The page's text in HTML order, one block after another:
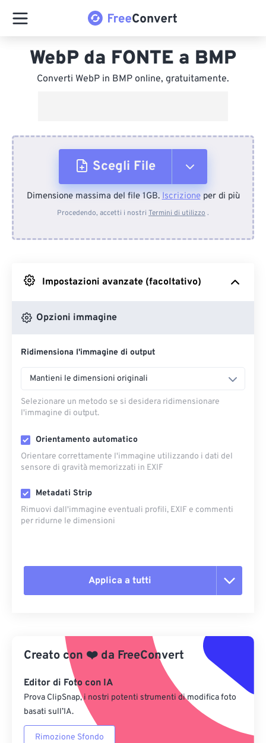
WebP da FONTE a BMP
Converti WebP in BMP online, gratuitamente.
Scegli File
Dal dispositivo
Da Google Drive
Dimensione massima del file 1GB.Iscrizioneper di più
Procedendo, accetti i nostri Termini di utilizzo .
Impostazioni avanzate (facoltativo)
Opzioni immagine
Ridimensiona l'immagine di output
Mantieni le dimensioni originali
Selezionare un metodo se si desidera ridimensionare
l'immagine di output.
Orientamento automatico
Orientare correttamente l'immagine utilizzando i dati del
sensore di gravità memorizzati in EXIF
Metadati Strip
Rimuovi dall'immagine eventuali profili, EXIF ​​e commenti
per ridurne le dimensioni
Applica a tutti
Applica da preimpostazione
Salva come predefinito
Creato con ❤️ da FreeConvert
Editor di Foto con IA
Prova ClipSnap, i nostri potenti strumenti di modifica foto
basati sull’IA.
Rimozione Sfondo